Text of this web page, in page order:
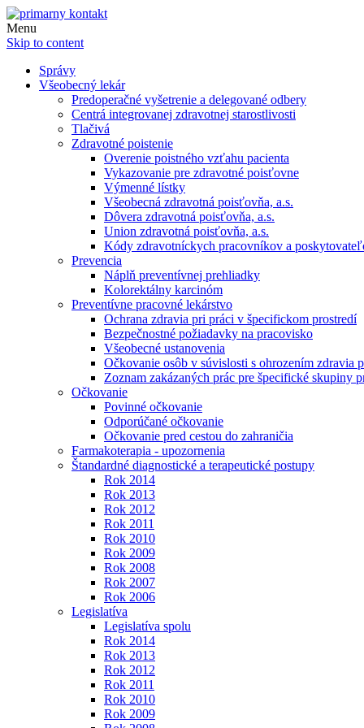
Menu
Skip to content
Správy
Všeobecný lekár
Predoperačné vyšetrenie a delegované odbery
Centrá integrovanej zdravotnej starostlivosti
Tlačivá
Zdravotné poistenie
Overenie poistného vzťahu pacienta
Vykazovanie pre zdravotné poisťovne
Výmenné lístky
Všeobecná zdravotná poisťovňa, a.s.
Dôvera zdravotná poisťovňa, a.s.
Union zdravotná poisťovňa, a.s.
Kódy zdravotníckych pracovníkov a
Prevencia
Náplň preventívnej prehliadky
Kolorektálny karcinóm
Preventívne pracovné lekárstvo
Ochrana zdravia pri práci v špecifickom prostredí
Bezpečnostné požiadavky na pracovisko
Všeobecné ustanovenia
Očkovanie osôb v súvislosti s ohrozením zdravia
Zoznam zakázaných prác pre špecifické skupiny
Očkovanie
Povinné očkovanie
Odporúčané očkovanie
Očkovanie pred cestou do zahraničia
Farmakoterapia - upozornenia
Štandardné diagnostické a terapeutické postupy
Rok 2014
Rok 2013
Rok 2012
Rok 2011
Rok 2010
Rok 2009
Rok 2008
Rok 2007
Rok 2006
Legislatíva
Legislatíva spolu
Rok 2014
Rok 2013
Rok 2012
Rok 2011
Rok 2010
Rok 2009